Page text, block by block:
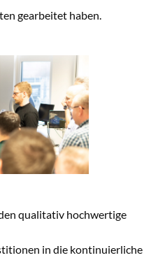
gearbeitet haben.
qualitativ hochwertige
in die kontinuierliche